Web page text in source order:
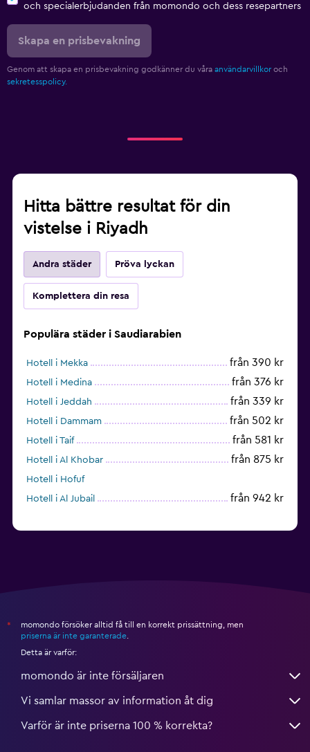
och specialerbjudanden från momondo och dess resepartners
Skapa en prisbevakning
Genom att skapa en prisbevakning godkänner du våra användarvillkor och
sekretesspolicy.
Hitta bättre resultat för din
vistelse i Riyadh
Andra städer Pröva lyckan
Komplettera din resa
Populära städer i Saudiarabien
Hotell i Mekka från 390 kr
Hotell i Medina från 376 kr
Hotell i Jeddah från 339 kr
Hotell i Dammam från 502 kr
Hotell i Taif från 581 kr
Hotell i Al Khobar från 875 kr
Hotell i Hofuf
Hotell i Al Jubail
från 942 kr
*
momondo försöker alltid få till en korrekt prissättning, men
priserna är inte garanterade
Detta är varför:
momondo är inte försäljaren
Vi samlar massor av information åt dig
Varför är inte priserna 100 % korrekta?